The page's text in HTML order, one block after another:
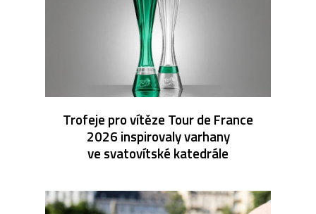
Trofeje pro vítěze Tour de France
2026 inspirovaly varhany
ve svatovítské katedrále